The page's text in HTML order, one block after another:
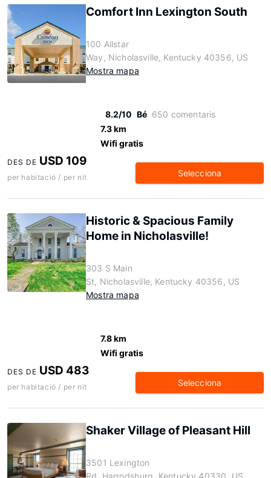
Comfort Inn Lexington South
100 Allstar
Way, Nicholasville, Kentucky 40356, US
Mostra mapa
8.2/10 Bé 650 comentaris
7.3 km
Wifi gratis
DES DE USD 109
per habitació / per nit Selecciona
Historic & Spacious Family
Home in Nicholasville!
303 S Main
St, Nicholasville, Kentucky 40356, US
Mostra mapa
7.8 km
Wifi gratis
DES DE USD 483
per habitació / per nit Selecciona
Shaker Village of Pleasant Hill
3501 Lexington
Rd, Harrodsburg, Kentucky 40330, US